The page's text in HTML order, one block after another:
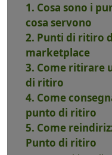
1. Cosa sono i
cosa servono
2. Punti di ritiro
marketplace
3. Come ritirare
di ritiro
4. Come
punto di ritiro
5. Come
Punto di ritiro